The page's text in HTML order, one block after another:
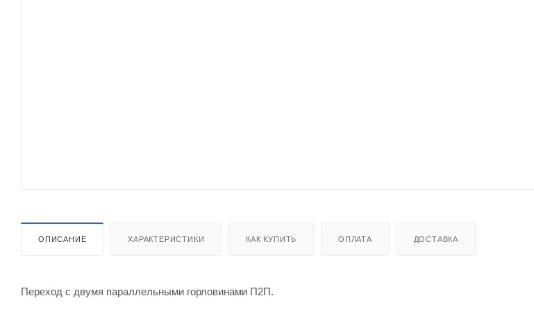
ОПИСАНИЕ ХАРАКТЕРИСТИКИ КАК КУПИТЬ ОПЛАТА ДОСТАВКА
Переход с двумя параллельными горловинами П2П.